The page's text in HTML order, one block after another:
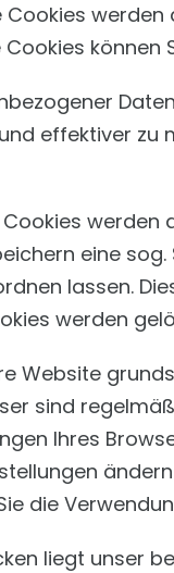
Cookies
effektiver zu
eine
lassen.
werden
Website
sind
Ihres
die
liegt unser